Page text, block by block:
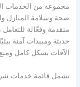
مجموعة من الخدمات
صحة وسلامة المنازل
متقدمة وفعّالة
حديثة ومبيدات آمنة
الآفات بشكل كامل
تشمل قائمة خدمات